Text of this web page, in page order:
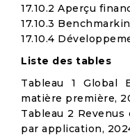
17.10.2 Aperçu
17.10.3
17.10.4
Liste des tables
Tableau 1 Global
matière première,
Tableau 2
par application,